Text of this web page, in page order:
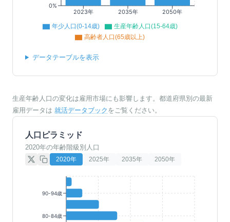
2023年 2035年 2050年
0%
年少人口(0-14歳)
生産年齢人口(15-64歳)
高齢者人口(65歳以上)
データテーブルを表示
生産年齢人口の変化は雇用市場にも影響します。都道府県別の最新
雇用データは 就活データブック をご覧ください。
人口ピラミッド
2020年の年齢階級別人口
2020年 2025年 2035年 2050年
90-94歳
80-84歳